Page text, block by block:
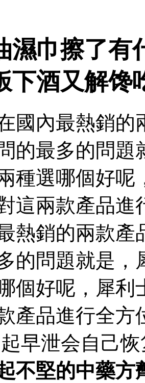
濕巾擦了有
下酒又解馋
國內最熱銷的
的最多的問
種選哪個好呢
這兩款產品進
熱銷的兩款產
的問題就是
個好呢，犀利
產品進行全方
早泄会自己
不堅的中藥方